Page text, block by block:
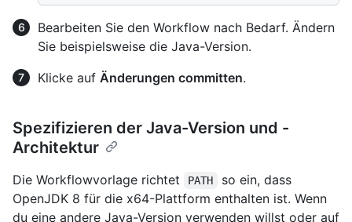
Bearbeiten Sie den Workflow nach Bedarf. Ändern
Sie beispielsweise die Java-Version.
Klicke auf Änderungen committen.
Spezifizieren der Java-Version und -
Architektur
Die Workflowvorlage richtet PATH
so ein, dass
OpenJDK 8 für die x64-Plattform enthalten ist. Wenn
du eine andere Java-Version verwenden willst oder auf